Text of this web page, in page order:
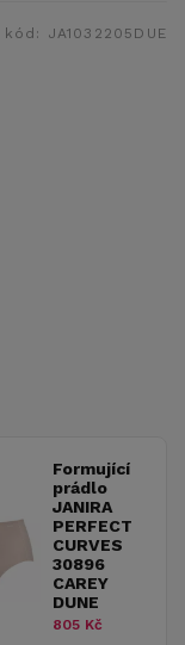
kód: JA1032205DUE
Formující
prádlo
JANIRA
PERFECT
CURVES
30896
CAREY
DUNE
805 Kč